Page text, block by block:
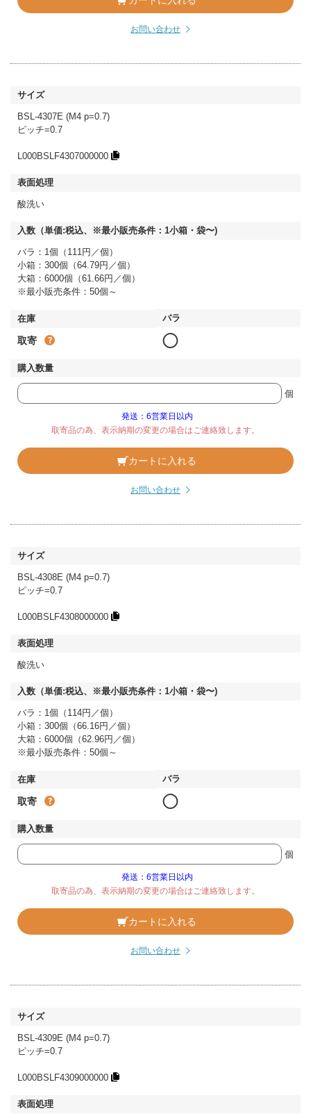
お問い合わせ
BSL-4307E (M4 p=0.7)
ピッチ=0.7
L000BSLF4307000000
酸洗い
バラ：1個（111円／個）
小箱：300個（64.79円／個）
大箱：6000個（61.66円／個）
※最小販売条件：50個～
取寄 ◯
個
発送：6営業日以内
取寄品の為、表示納期の変更の場合はご連絡致します。
カートに入れる
お問い合わせ
BSL-4308E (M4 p=0.7)
ピッチ=0.7
L000BSLF4308000000
酸洗い
バラ：1個（114円／個）
小箱：300個（66.16円／個）
大箱：6000個（62.96円／個）
※最小販売条件：50個～
取寄 ◯
個
発送：6営業日以内
取寄品の為、表示納期の変更の場合はご連絡致します。
カートに入れる
お問い合わせ
BSL-4309E (M4 p=0.7)
ピッチ=0.7
L000BSLF4309000000